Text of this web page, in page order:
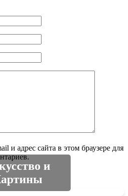
и адрес сайта в этом браузере для
и